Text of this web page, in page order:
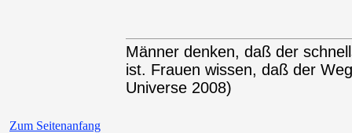
Zum Seitenanfang
Männer denken, daß der
ist. Frauen wissen, daß der
Universe 2008)